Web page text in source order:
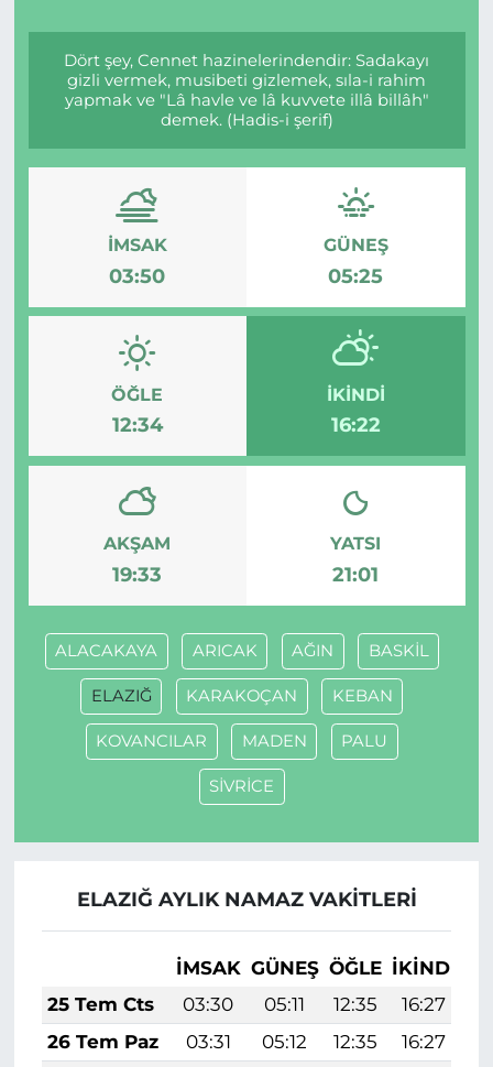
Dört şey, Cennet hazinelerindendir: Sadakayı
gizli vermek, musibeti gizlemek, sıla-i rahim
yapmak ve "Lâ havle ve lâ kuvvete illâ billâh"
demek. (Hadis-i şerif)
İMSAK
03:50
GÜNEŞ
05:25
ÖĞLE
12:34
İKINDI
16:22
AKŞAM
19:33
YATSI
21:01
ALACAKAYA ARICAK AĞIN BASKİL
ELAZIĞ KARAKOÇAN KEBAN
KOVANCILAR MADEN PALU
SİVRİCE
ELAZIĞ AYLIK NAMAZ VAKITLERI
İMSAK GÜNEŞ ÖĞLE İKINDI
25 Tem Cts
03:30 05:11 12:35 16:27
26 Tem Paz
03:31 05:12 12:35 16:27